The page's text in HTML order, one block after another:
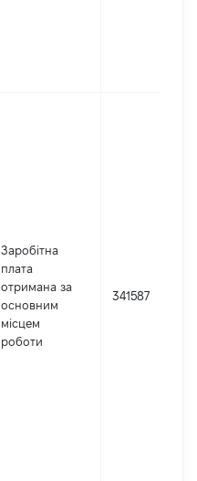
Заробітна
плата
отримана за
основним
місцем
роботи
341587